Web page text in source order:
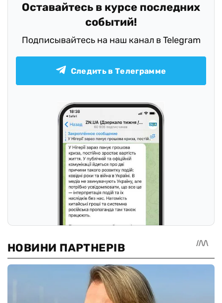
Оставайтесь в курсе последних
событий!
Подписывайтесь на наш канал в Telegram
Следить в Телеграмме